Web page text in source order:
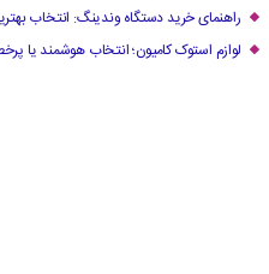
راهنمای خرید دستگاه وندینگ: انتخاب
لوازم استوک کامیون؛ انتخاب هوشمند یا